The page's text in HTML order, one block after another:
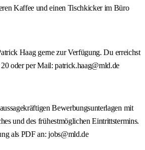
Kaffee und einen Tischkicker im Büro
Haag gerne zur Verfügung. Du erreichst
oder per Mail: patrick.haag@mld.de
Bewerbungsunterlagen mit
und des frühestmöglichen Eintrittstermins.
als PDF an: jobs@mld.de